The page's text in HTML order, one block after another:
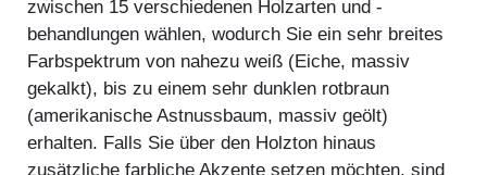
zwischen 15 verschiedenen Holzarten und -
behandlungen wählen, wodurch Sie ein sehr breites
Farbspektrum von nahezu weiß (Eiche, massiv
gekalkt), bis zu einem sehr dunklen rotbraun
(amerikanische Astnussbaum, massiv geölt)
erhalten. Falls Sie über den Holzton hinaus
zusätzliche farbliche Akzente setzen möchten, sind